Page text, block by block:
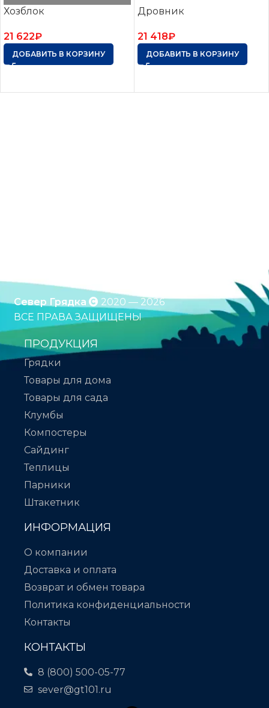
Хозблок
21 622₽
ДОБАВИТЬ В КОРЗИНУ
Дровник
21 418₽
ДОБАВИТЬ В КОРЗИНУ
Север Грядка
2020 — 2026
ВСЕ ПРАВА ЗАЩИЩЕНЫ
ПРОДУКЦИЯ
Грядки
Товары для дома
Товары для сада
Клумбы
Компостеры
Сайдинг
Теплицы
Парники
Штакетник
ИНФОРМАЦИЯ
О компании
Доставка и оплата
Возврат и обмен товара
Политика конфиденциальности
Контакты
КОНТАКТЫ
8 (800) 500-05-77
sever@gt101.ru